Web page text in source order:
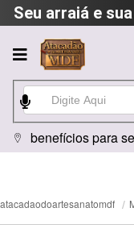
Seu arraiá e
benefícios para
atacadaodoartesanatomdf